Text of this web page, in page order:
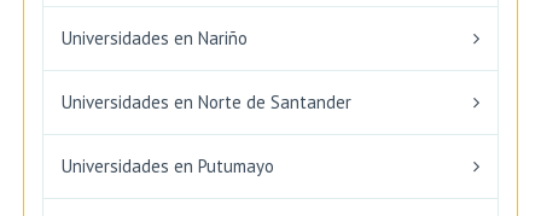
Universidades en Nariño
Universidades en Norte de Santander
Universidades en Putumayo